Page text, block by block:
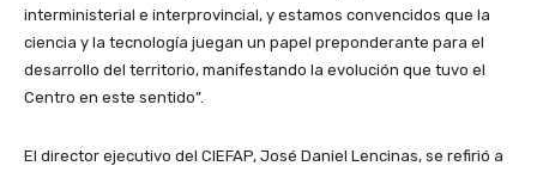
interministerial e interprovincial, y estamos convencidos que la
ciencia y la tecnología juegan un papel preponderante para el
desarrollo del territorio, manifestando la evolución que tuvo el
Centro en este sentido”.
El director ejecutivo del CIEFAP, José Daniel Lencinas, se refirió a